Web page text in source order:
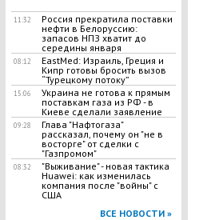
11:32
Россия прекратила поставки
нефти в Белоруссию:
запасов НПЗ хватит до
середины января
08:12
EastMed: Израиль, Греция и
Кипр готовы бросить вызов
“Турецкому потоку”
15:06
Украина не готова к прямым
поставкам газа из РФ - в
Киеве сделали заявление
09:28
Глава "Нафтогаза"
рассказал, почему он "не в
восторге" от сделки с
"Газпромом"
08:32
"Выживание" - новая тактика
Huawei: как изменилась
компания после "войны" с
США
ВСЕ НОВОСТИ »